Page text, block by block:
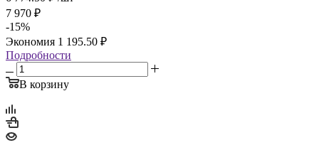
7 970 ₽
-15%
Экономия 1 195.50 ₽
Подробности
В корзину